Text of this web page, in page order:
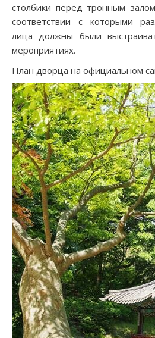
столбики перед тронным
соответствии с которыми
лица должны были
мероприятиях.
План дворца на официальном